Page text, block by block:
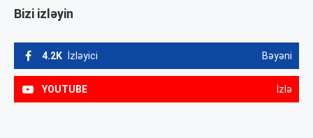
Bizi izləyin
4.2K İzləyici Bəyəni
YOUTUBE İzlə